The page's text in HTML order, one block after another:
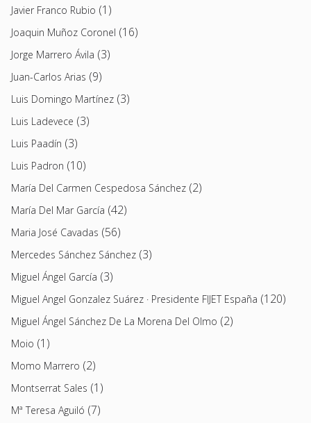
Javier Franco Rubio (1)
Joaquin Muñoz Coronel (16)
Jorge Marrero Ávila (3)
Juan-Carlos Arias (9)
Luis Domingo Martínez (3)
Luis Ladevece (3)
Luis Paadín (3)
Luis Padron (10)
María Del Carmen Cespedosa Sánchez (2)
María Del Mar García (42)
Maria José Cavadas (56)
Mercedes Sánchez Sánchez (3)
Miguel Ángel García (3)
Miguel Angel Gonzalez Suárez · Presidente FIJET España (120)
Miguel Ángel Sánchez De La Morena Del Olmo (2)
Moio (1)
Momo Marrero (2)
Montserrat Sales (1)
Mª Teresa Aguiló (7)